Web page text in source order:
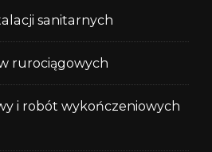
sanitarnych
rurociągowych
i robót wykończeniowych